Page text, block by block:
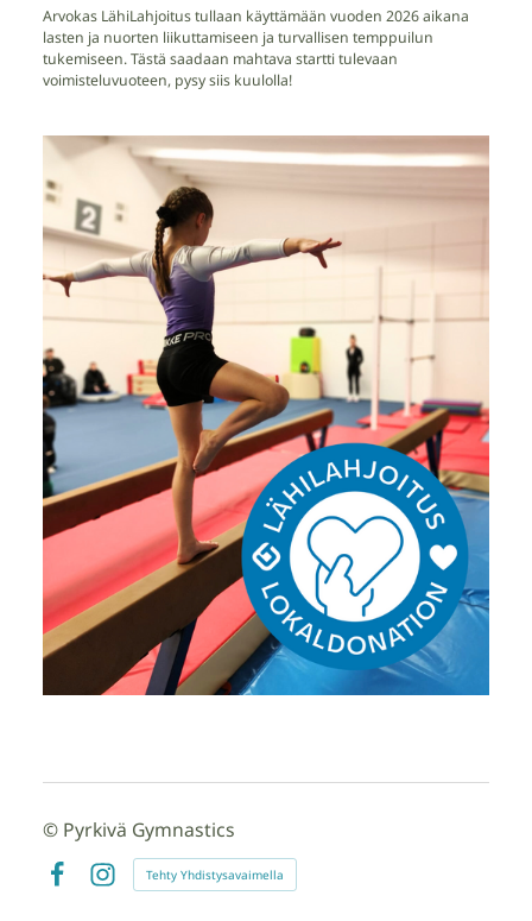
Arvokas LähiLahjoitus tullaan käyttämään vuoden 2026 aikana
lasten ja nuorten liikuttamiseen ja turvallisen temppuilun
tukemiseen. Tästä saadaan mahtava startti tulevaan
voimisteluvuoteen, pysy siis kuulolla!
© Pyrkivä Gymnastics
FacebookInstagram
Tehty Yhdistysavaimella